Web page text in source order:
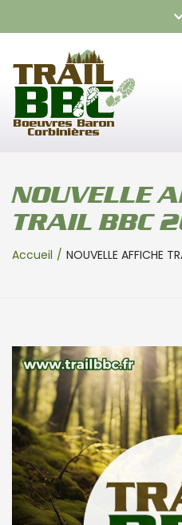
TRAIL BOEUVRES BARON
NOUVELLE
TRAIL BBC
Accueil NOUVELLE AFFICHE